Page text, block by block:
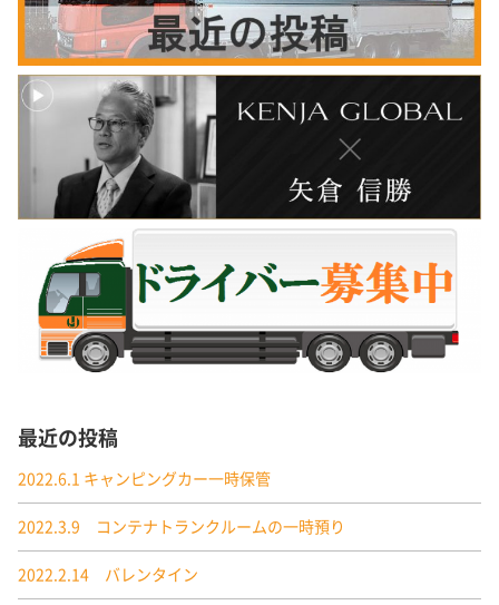
最近の投稿
2022.6.1 キャンピングカー一時保管
2022.3.9 コンテナトランクルームの一時預り
2022.2.14 バレンタイン